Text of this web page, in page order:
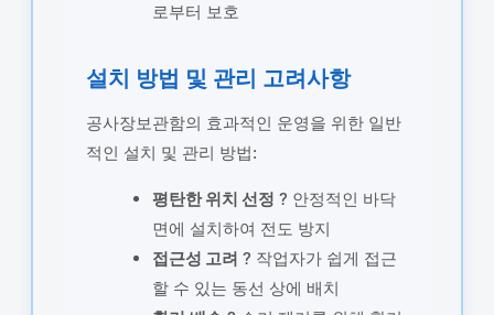
로부터 보호
설치 방법 및 관리 고려사항
공사장보관함의 효과적인 운영을 위한 일반
적인 설치 및 관리 방법:
평탄한 위치 선정 ? 안정적인 바닥
면에 설치하여 전도 방지
접근성 고려 ? 작업자가 쉽게 접근
할 수 있는 동선 상에 배치